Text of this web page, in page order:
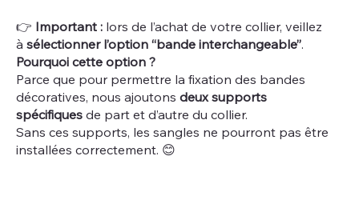
👉 Important : lors de l’achat de votre collier, veillez
à sélectionner l’option “bande interchangeable”.
Pourquoi cette option ?
Parce que pour permettre la fixation des bandes
décoratives, nous ajoutons deux supports
spécifiques de part et d’autre du collier.
Sans ces supports, les sangles ne pourront pas être
installées correctement. 😊